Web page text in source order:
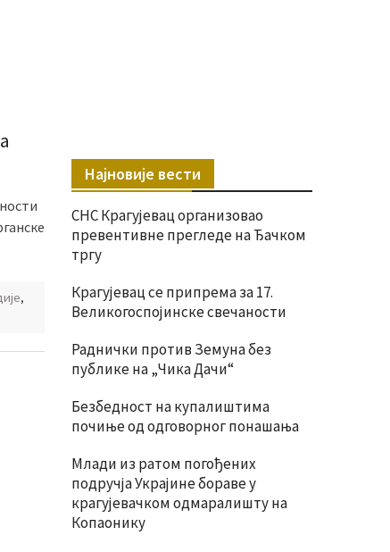
,
Најновије вести
СНС Крагујевац организовао
превентивне прегледе на Ђачком
тргу
Крагујевац се припрема за 17.
Великогоспојинске свечаности
Раднички против Земуна без
публике на „Чика Дачи“
Безбедност на купалиштима
почиње од одговорног понашања
Млади из ратом погођених
подручја Украјине бораве у
крагујевачком одмаралишту на
Копаонику